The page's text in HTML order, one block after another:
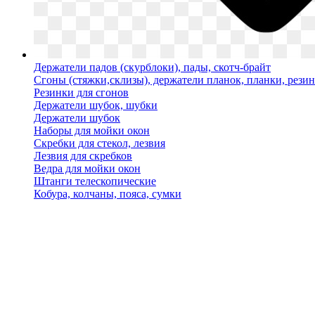
Держатели падов (скурблоки), пады, скотч-брайт
Сгоны (стяжки,склизы), держатели планок, планки,
Резинки для сгонов
Держатели шубок, шубки
Держатели шубок
Наборы для мойки окон
Скребки для стекол, лезвия
Лезвия для скребков
Ведра для мойки окон
Штанги телескопические
Кобура, колчаны, пояса, сумки